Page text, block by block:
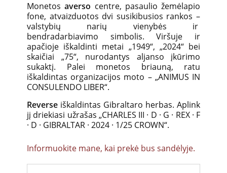
Monetosaverso centre, pasaulio žemėlapio
fone, atvaizduotos dvi susikibusios rankos –
valstybių narių vienybės ir
bendradarbiavimo simbolis. Viršuje ir
apačioje iškaldinti metai „1949“, „2024“ bei
skaičiai „75“, nurodantys aljanso įkūrimo
sukaktį. Palei monetos briauną, ratu
iškaldintas organizacijos moto – „ANIMUS IN
CONSULENDO LIBER“.
Reverse iškaldintas Gibraltaro herbas. Aplink
jį driekiasi užrašas „CHARLES III · D · G · REX · F
· D · GIBRALTAR · 2024 · 1/25 CROWN“.
Informuokite mane, kai prekė bus sandėlyje.